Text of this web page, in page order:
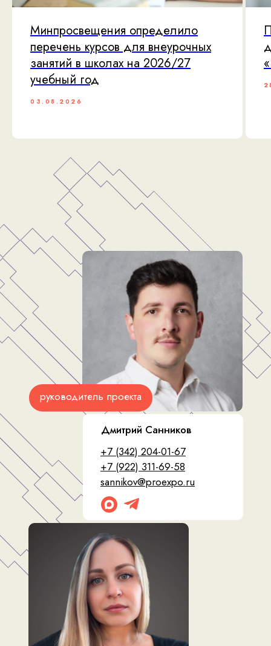
Минпросвещения определило
перечень курсов для внеурочных
занятий в школах на 2026/27
учебный год
03.08.2026
Дмитрий Санников
руководитель проекта
+7 (342) 204-01-67
+7 (922) 311-69-58
sannikov@proexpo.ru